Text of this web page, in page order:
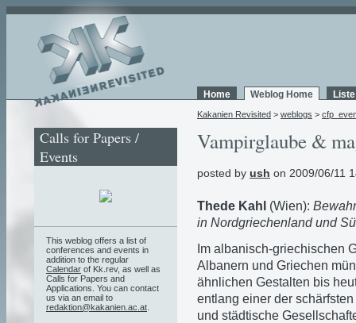
Home Weblog Home
Kakanien Revisited > weblogs >
Vampirglaube &
posted by ush on 2009/06/11
Thede Kahl (Wien):
in Nordgrie­chenland und
Im albanisch-griechischen
Albanern und Grie­chen
ähnlichen Gestalten bis
entlang einer der
und städtische
Calls for Papers /
Events
This weblog offers a list of
conferences and events in
addition to the regular
Calendar of Kk.rev, as well as
Calls for Papers and
Applications. You can contact
us via an email to
redaktion@kakanien.ac.at